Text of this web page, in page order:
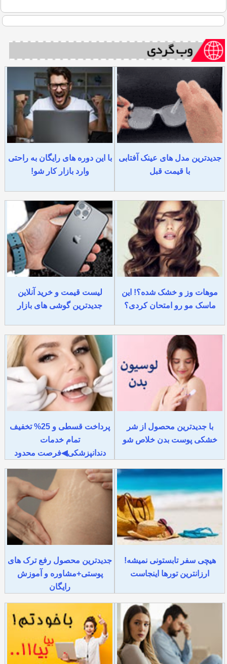
جدیدترین مدل های عینک آفتابی
با قیمت قبل
با این دوره های رایگان به راحتی
وارد بازار کار شو!
موهات وز و خشک شده؟! این
ماسک مو رو امتحان کردی؟
لیست قیمت و خرید آنلاین
جدیدترین گوشی های بازار
با جدیدترین محصول از شر
خشکی پوست بدن خلاص شو
پرداخت قسطی و 25% تخفیف
تمام خدمات
دندانپزشکی◀فرصت محدود
هیچی سفر تابستونی نمیشه!
ارزانترین تورها اینجاست
جدیدترین محصول رفع ترک های
پوستی+مشاوره و آموزش
رایگان